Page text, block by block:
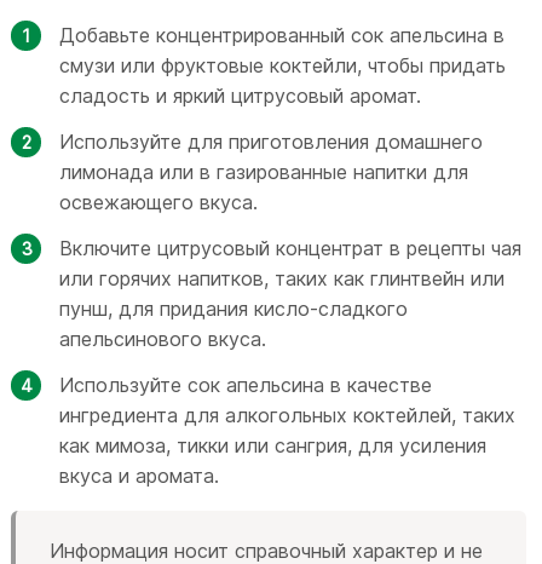
Добавьте концентрированный сок апельсина в
смузи или фруктовые коктейли, чтобы придать
сладость и яркий цитрусовый аромат.
Используйте для приготовления домашнего
лимонада или в газированные напитки для
освежающего вкуса.
Включите цитрусовый концентрат в рецепты чая
или горячих напитков, таких как глинтвейн или
пунш, для придания кисло-сладкого
апельсинового вкуса.
Используйте сок апельсина в качестве
ингредиента для алкогольных коктейлей, таких
как мимоза, тикки или сангрия, для усиления
вкуса и аромата.
Информация носит справочный характер и не